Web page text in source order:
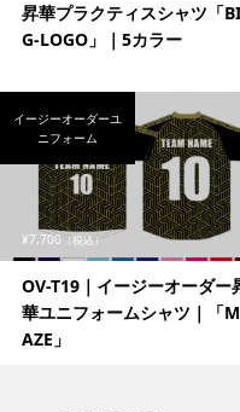
昇華プラクティスシャツ「BI
G-LOGO」｜5カラー
¥7,700 （税込）
OV-T19｜イージーオーダー
華ユニフォームシャツ｜「M
AZE」
イージーオーダーユ
ニフォーム